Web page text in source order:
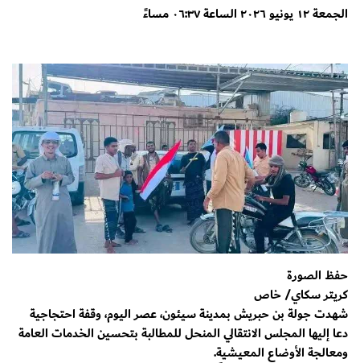
الجمعة ١٢ يونيو ٢٠٢٦ الساعة ٠٦:٣٧ مساءً
حفظ الصورة
كريتر سكاي/ خاص
شهدت جولة بن حبريش بمدينة سيئون، عصر اليوم، وقفة احتجاجية
دعا إليها المجلس الانتقالي المنحل للمطالبة بتحسين الخدمات العامة
ومعالجة الأوضاع المعيشية.